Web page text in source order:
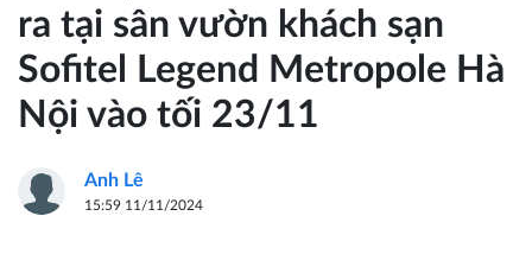
ra tại sân vườn khách sạn
Sofitel Legend Metropole Hà
Nội vào tối 23/11
Anh Lê
15:59 11/11/2024